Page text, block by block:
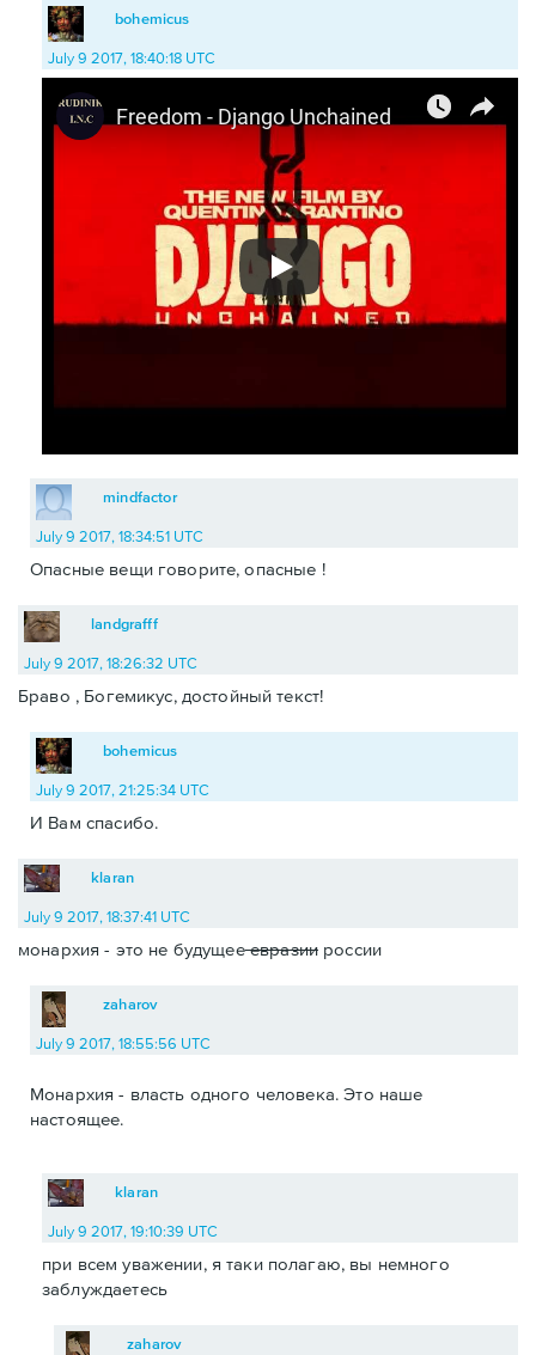
bohemicus
July 9 2017, 18:40:18 UTC
mindfactor
July 9 2017, 18:34:51 UTC
Опасные вещи говорите, опасные !
landgrafff
July 9 2017, 18:26:32 UTC
Браво , Богемикус, достойный текст!
bohemicus
July 9 2017, 21:25:34 UTC
И Вам спасибо.
klaran
July 9 2017, 18:37:41 UTC
монархия - это не будущееевразиироссии
zaharov
July 9 2017, 18:55:56 UTC
Монархия - власть одного человека. Это наше
настоящее.
klaran
July 9 2017, 19:10:39 UTC
при всем уважении, я таки полагаю, вы немного
заблуждаетесь
zaharov